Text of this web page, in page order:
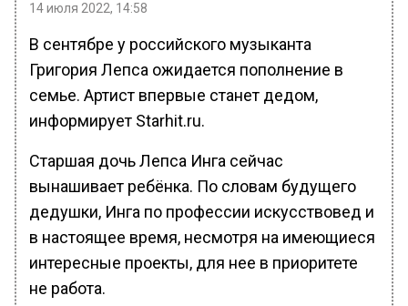
14 июля 2022, 14:58
В сентябре у российского музыканта
Григория Лепса ожидается пополнение в
семье. Артист впервые станет дедом,
информирует Starhit.ru.
Старшая дочь Лепса Инга сейчас
вынашивает ребёнка. По словам будущего
дедушки, Инга по профессии искусствовед и
в настоящее время, несмотря на имеющиеся
интересные проекты, для нее в приоритете
не работа.